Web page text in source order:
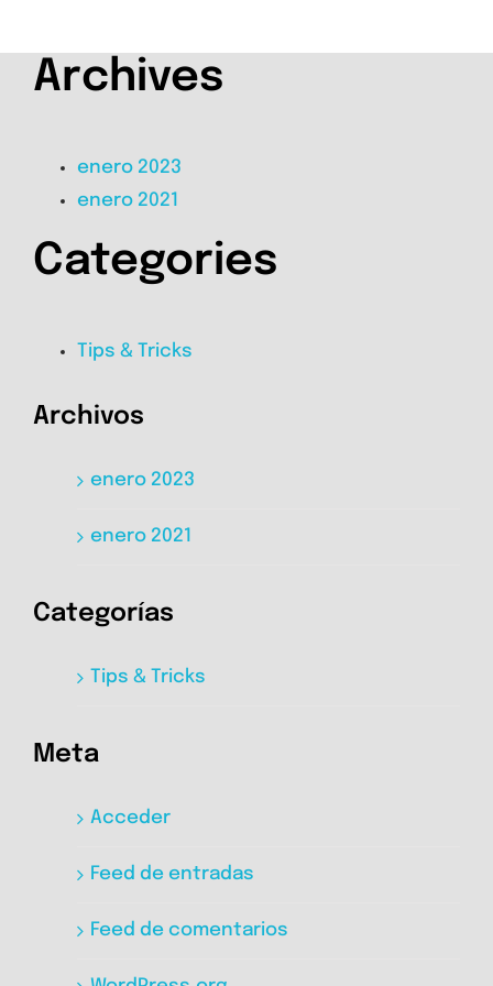
Archives
enero 2023
enero 2021
Categories
Tips & Tricks
Archivos
enero 2023
enero 2021
Categorías
Tips & Tricks
Meta
Acceder
Feed de entradas
Feed de comentarios